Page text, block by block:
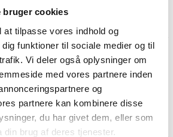
bruger cookies
at tilpasse vores indhold og
funktioner til sociale medier og til
Vi deler også oplysninger om
med vores partnere inden
og
partnere kan kombinere disse
du har givet dem, eller som
din brug af deres tjenester.
og forstørres ikke rigtigt.